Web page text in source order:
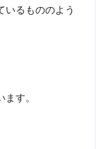
いるもののよう
す。